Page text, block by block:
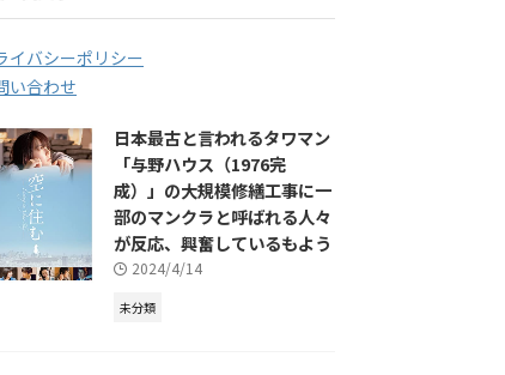
イバシーポリシー
い合わせ
日本最古と言われるタワマン
「与野ハウス（1976完
成）」の大規模修繕工事に一
部のマンクラと呼ばれる人々
が反応、興奮しているもよう
2024/4/14
未分類